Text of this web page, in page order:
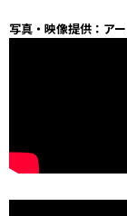
写真・映像提供：ア